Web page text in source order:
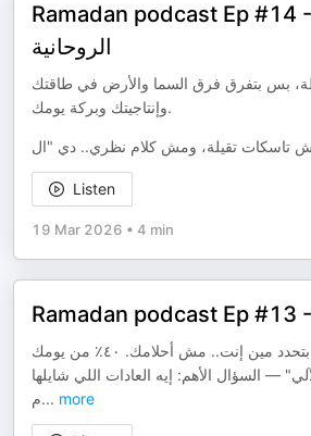
Ramadan podcast Ep #14 - الإنتاجية
الروحانية
بس بتفرق فرق السما والأرض في طاقتك
وإنتاجيتك وبركة يومك.
تاسكات تقيلة، ومش كلام نظري.. دي "ال
Listen
19 Mar 2026 • 4 min
عاداتك هي اللي بتحدد مين إنت.. مش أحلامك. ٤٠٪ من يومك
— السؤال الأهم: إيه العادات اللي شايلها
م... more